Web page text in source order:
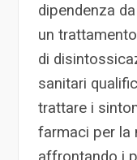
dipendenza
un
di
sanitari
trattare i
farmaci per la